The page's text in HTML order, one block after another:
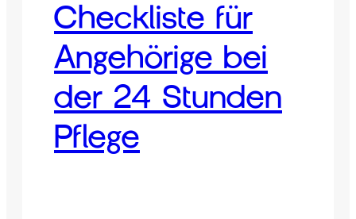
Checkliste für
Angehörige bei
der 24 Stunden
Pflege